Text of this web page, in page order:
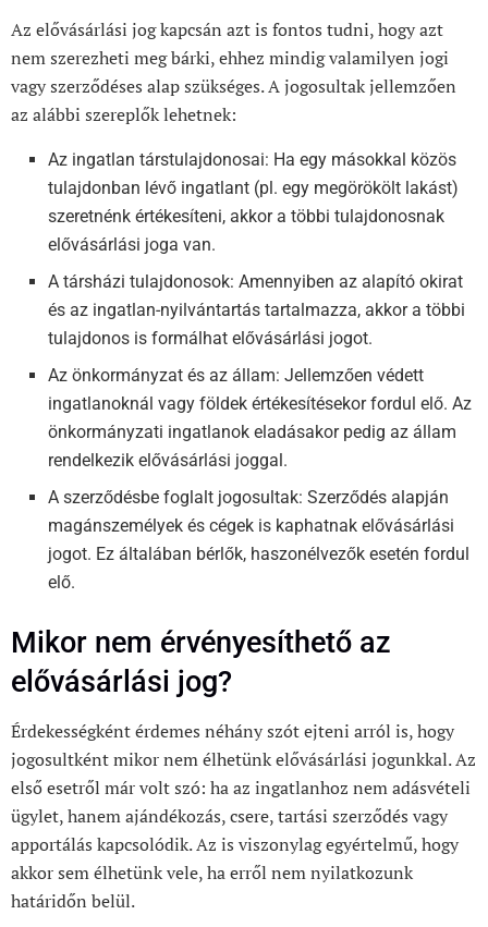
Az elővásárlási jog kapcsán azt is fontos tudni, hogy azt
nem szerezheti meg bárki, ehhez mindig valamilyen jogi
vagy szerződéses alap szükséges. A jogosultak jellemzően
az alábbi szereplők lehetnek:
Az ingatlan társtulajdonosai: Ha egy másokkal közös
tulajdonban lévő ingatlant (pl. egy megörökölt lakást)
szeretnénk értékesíteni, akkor a többi tulajdonosnak
elővásárlási joga van.
A társházi tulajdonosok: Amennyiben az alapító okirat
és az ingatlan-nyilvántartás tartalmazza, akkor a többi
tulajdonos is formálhat elővásárlási jogot.
Az önkormányzat és az állam: Jellemzően védett
ingatlanoknál vagy földek értékesítésekor fordul elő. Az
önkormányzati ingatlanok eladásakor pedig az állam
rendelkezik elővásárlási joggal.
A szerződésbe foglalt jogosultak: Szerződés alapján
magánszemélyek és cégek is kaphatnak elővásárlási
jogot. Ez általában bérlők, haszonélvezők esetén fordul
elő.
Mikor nem érvényesíthető az
elővásárlási jog?
Érdekességként érdemes néhány szót ejteni arról is, hogy
jogosultként mikor nem élhetünk elővásárlási jogunkkal. Az
első esetről már volt szó: ha az ingatlanhoz nem adásvételi
ügylet, hanem ajándékozás, csere, tartási szerződés vagy
apportálás kapcsolódik. Az is viszonylag egyértelmű, hogy
akkor sem élhetünk vele, ha erről nem nyilatkozunk
határidőn belül.